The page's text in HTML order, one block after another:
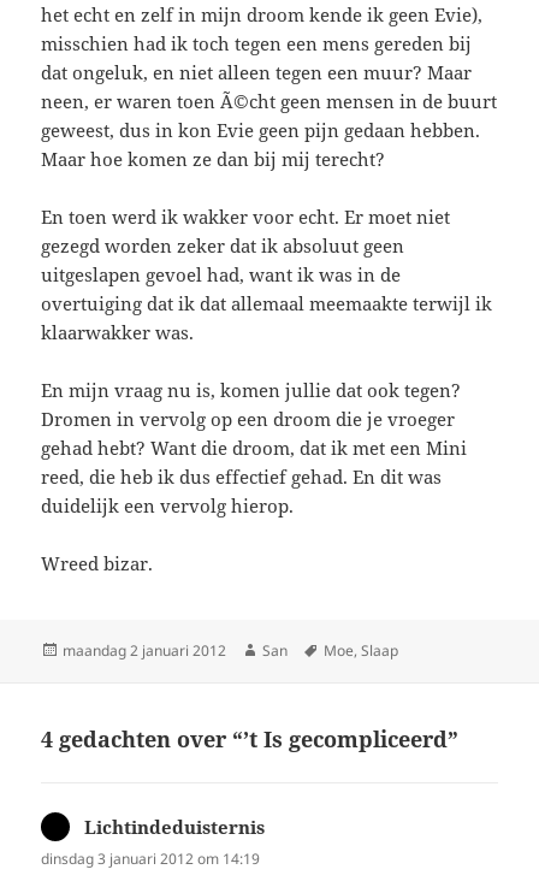
het echt en zelf in mijn droom kende ik geen Evie),
misschien had ik toch tegen een mens gereden bij
dat ongeluk, en niet alleen tegen een muur? Maar
neen, er waren toen Ã©cht geen mensen in de buurt
geweest, dus in kon Evie geen pijn gedaan hebben.
Maar hoe komen ze dan bij mij terecht?
En toen werd ik wakker voor echt. Er moet niet
gezegd worden zeker dat ik absoluut geen
uitgeslapen gevoel had, want ik was in de
overtuiging dat ik dat allemaal meemaakte terwijl ik
klaarwakker was.
En mijn vraag nu is, komen jullie dat ook tegen?
Dromen in vervolg op een droom die je vroeger
gehad hebt? Want die droom, dat ik met een Mini
reed, die heb ik dus effectief gehad. En dit was
duidelijk een vervolg hierop.
Wreed bizar.
Geplaatst
maandag 2 januari 2012 Auteur
San Tags
Moe,Slaap
4 gedachten over “’t Is gecompliceerd”
Lichtindeduisternis
dinsdag 3 januari 2012 om 14:19